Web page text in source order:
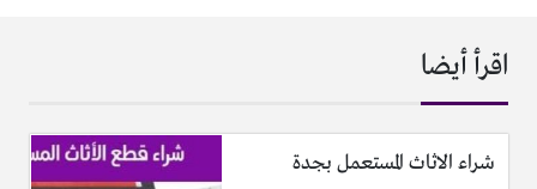
اقرأ أيضا
شراء الاثاث المستعمل بجدة